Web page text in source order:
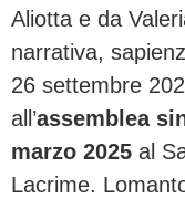
Aliotta e da
narrativa,
26 settembre
all’assemblea
marzo 2025 al
Lacrime.